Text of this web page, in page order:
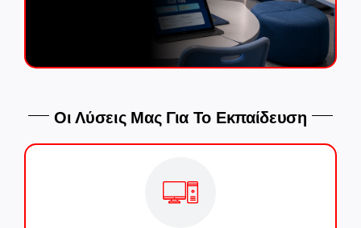
Οι Λύσεις Μας Για Το Εκπαίδευση